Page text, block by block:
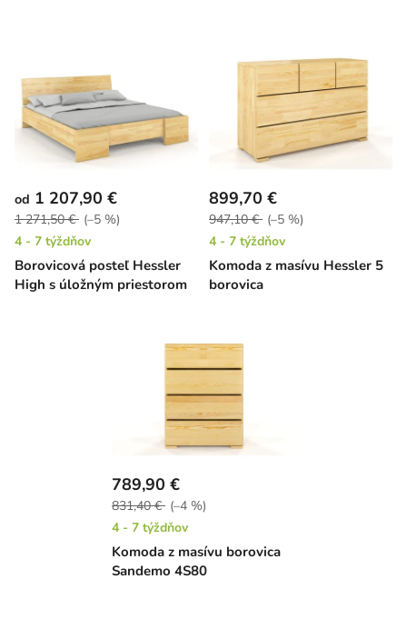
Borovicová posteľ Hessler
High s úložným priestorom
od 1 207,90 €
1 271,50 € (–5 %)
4 - 7 týždňov
Komoda z masívu Hessler 5
borovica
899,70 €
947,10 € (–5 %)
4 - 7 týždňov
Komoda z masívu borovica
Sandemo 4S80
789,90 €
831,40 € (–4 %)
4 - 7 týždňov